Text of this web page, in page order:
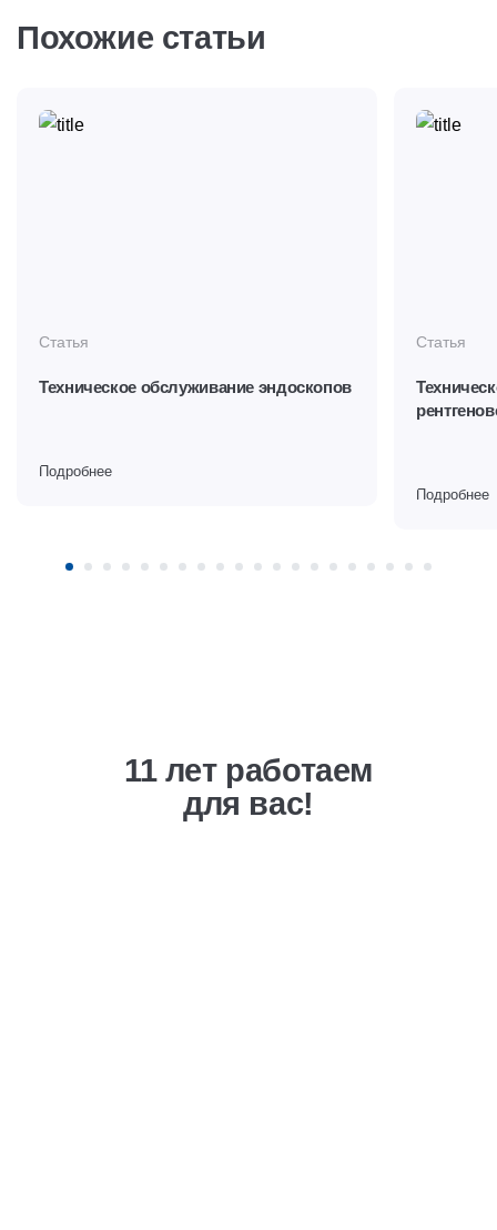
Похожие статьи
Статья
Техническое обслуживание эндоскопов
Подробнее
Статья
Подробнее
11 лет работаем
для вас!